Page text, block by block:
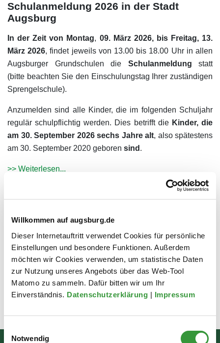
Willkommen auf augsburg.de
Dieser Internetauftritt verwendet Cookies für persönliche
Einstellungen und besondere Funktionen. Außerdem
möchten wir Cookies verwenden, um statistische Daten
zur Nutzung unseres Angebots über das Web-Tool
Matomo zu sammeln. Dafür bitten wir um Ihr
Einverständnis. Datenschutzerklärung | Impressum
Einwilligungsauswahl
Notwendig
Schulanmeldung 2026 in der Stadt
Augsburg
In der Zeit von Montag, 09. März 2026, bis Freitag, 13.
März 2026, findet jeweils von 13.00 bis 18.00 Uhr in allen
Augsburger Grundschulen die Schulanmeldung statt
(bitte beachten Sie den Einschulungstag Ihrer zuständigen
Sprengelschule).
Anzumelden sind alle Kinder, die im folgenden Schuljahr
regulär schulpflichtig werden. Dies betrifft die Kinder, die
am 30. September 2026 sechs Jahre alt, also spätestens
am 30. September 2020 geboren sind .
>> Weiterlesen...
Weiterführende Links
Hinweise zu Schulpflicht und Schulabsentismus
Schulanmeldung in der Stadt Augsburg
KM Bayern - Grundschule
Schulsprengel im Geoportal